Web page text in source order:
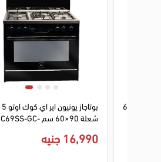
بوتاجاز يونيون اير اي كوك اوتو 5
شعلة 90×60 سم C69SS-GC-
امان كامل - اسود × فضي
16,990 جنيه
بوتاجاز كريازي القديم 5 شعلة 90×60